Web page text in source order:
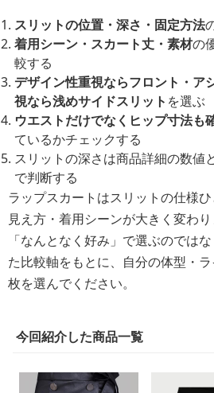
スリットの位置・深さ・固定方法
着用シーン・スカート丈・素材の
較する
デザイン性重視ならフロント・ア
視なら浅めサイドスリット を選ぶ
ウエストだけでなくヒップ寸法も
ているかチェックする
スリットの深さは商品詳細の数値
で判断する
ラップスカートはスリットの仕様
見え方・着用シーンが大きく変わり
「なんとなく好み」で選ぶのでは
た比較軸をもとに、自分の体型・
枚を選んでください。
今回紹介した商品一覧